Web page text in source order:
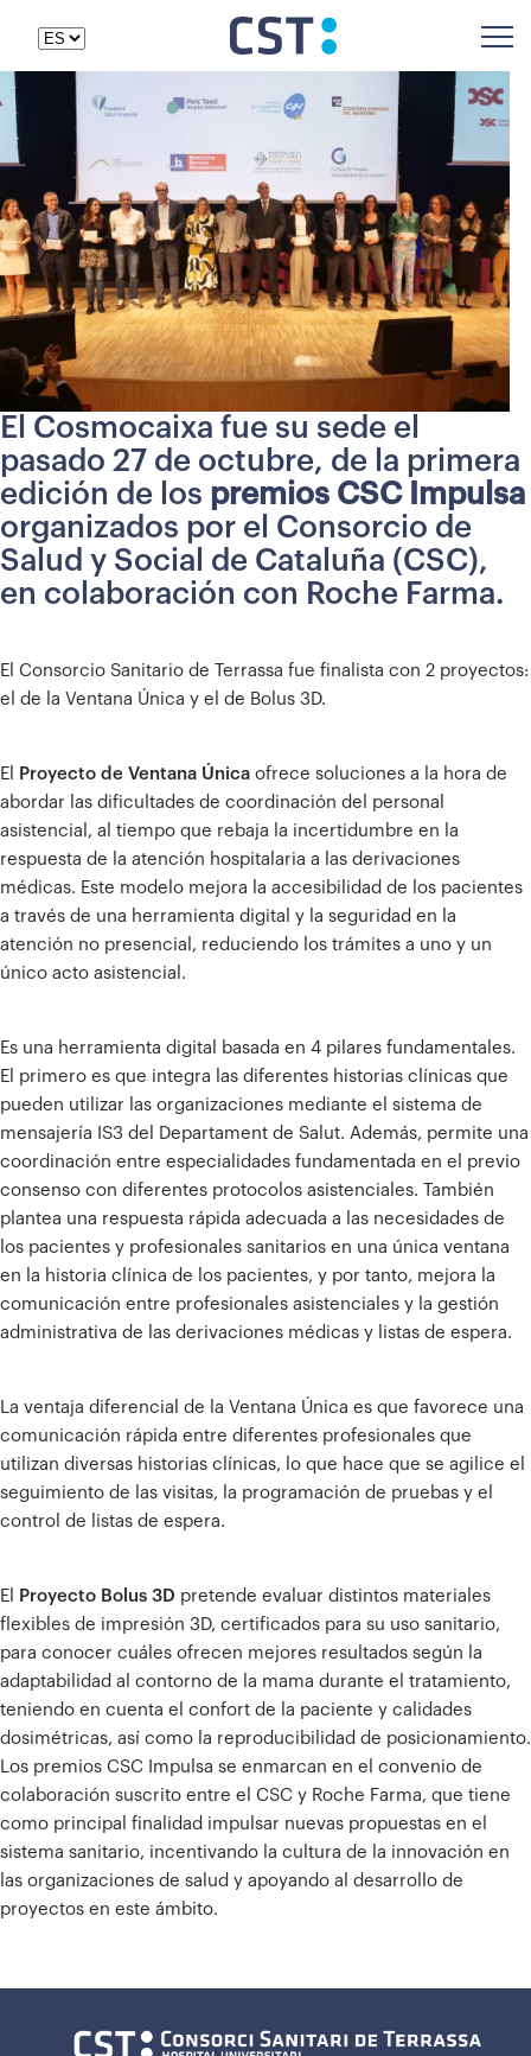
El Cosmocaixa fue su sede el
pasado 27 de octubre, de la primera
edición de los premios CSC Impulsa
organizados por el Consorcio de
Salud y Social de Cataluña (CSC),
en colaboración con Roche Farma.
El Consorcio Sanitario de Terrassa fue finalista con 2 proyectos:
el de la Ventana Única y el de Bolus 3D.
El Proyecto de Ventana Única ofrece soluciones a la hora de
abordar las dificultades de coordinación del personal
asistencial, al tiempo que rebaja la incertidumbre en la
respuesta de la atención hospitalaria a las derivaciones
médicas. Este modelo mejora la accesibilidad de los pacientes
a través de una herramienta digital y la seguridad en la
atención no presencial, reduciendo los trámites a uno y un
único acto asistencial.
Es una herramienta digital basada en 4 pilares fundamentales.
El primero es que integra las diferentes historias clínicas que
pueden utilizar las organizaciones mediante el sistema de
mensajería IS3 del Departament de Salut. Además, permite una
coordinación entre especialidades fundamentada en el previo
consenso con diferentes protocolos asistenciales. También
plantea una respuesta rápida adecuada a las necesidades de
los pacientes y profesionales sanitarios en una única ventana
en la historia clínica de los pacientes, y por tanto, mejora la
comunicación entre profesionales asistenciales y la gestión
administrativa de las derivaciones médicas y listas de espera.
La ventaja diferencial de la Ventana Única es que favorece una
comunicación rápida entre diferentes profesionales que
utilizan diversas historias clínicas, lo que hace que se agilice el
seguimiento de las visitas, la programación de pruebas y el
control de listas de espera.
El Proyecto Bolus 3D pretende evaluar distintos materiales
flexibles de impresión 3D, certificados para su uso sanitario,
para conocer cuáles ofrecen mejores resultados según la
adaptabilidad al contorno de la mama durante el tratamiento,
teniendo en cuenta el confort de la paciente y calidades
dosimétricas, así como la reproducibilidad de posicionamiento.
Los premios CSC Impulsa se enmarcan en el convenio de
colaboración suscrito entre el CSC y Roche Farma, que tiene
como principal finalidad impulsar nuevas propuestas en el
sistema sanitario, incentivando la cultura de la innovación en
las organizaciones de salud y apoyando al desarrollo de
proyectos en este ámbito.